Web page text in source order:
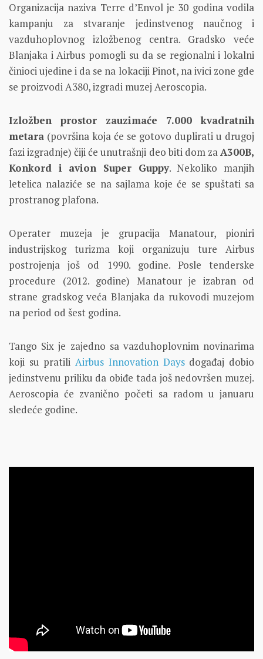
Organizacija naziva Terre d’Envol je 30 godina vodila
kampanju za stvaranje jedinstvenog naučnog i
vazduhoplovnog izložbenog centra. Gradsko veće
Blanjaka i Airbus pomogli su da se regionalni i lokalni
činioci ujedine i da se na lokaciji Pinot, na ivici zone gde
se proizvodi A380, izgradi muzej Aeroscopia.
Izložben prostor zauzimaće 7.000 kvadratnih
metara (površina koja će se gotovo duplirati u drugoj
fazi izgradnje) čiji će unutrašnji deo biti dom zaA300B,
Konkord i avion Super Guppy. Nekoliko manjih
letelica nalaziće se na sajlama koje će se spuštati sa
prostranog plafona.
Operater muzeja je grupacija Manatour, pioniri
industrijskog turizma koji organizuju ture Airbus
postrojenja još od 1990. godine. Posle tenderske
procedure (2012. godine) Manatour je izabran od
strane gradskog veća Blanjaka da rukovodi muzejom
na period od šest godina.
Tango Six je zajedno sa vazduhoplovnim novinarima
koji su pratiliAirbus Innovation Daysdogađaj dobio
jedinstvenu priliku da obiđe tada još nedovršen muzej.
Aeroscopia će zvanično početi sa radom u januaru
sledeće godine.